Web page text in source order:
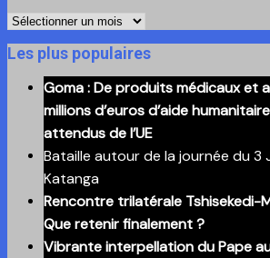
Retrouvez
ici
anciennes
publications
Les plus populaires
Goma : De produits médicaux et
millions d’euros d’aide
attendus de l’UE
Bataille autour de la journée du 3
Katanga
Rencontre trilatérale Tshisekedi-
Que retenir finalement ?
Vibrante interpellation du Pape